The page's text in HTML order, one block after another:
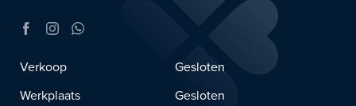
Verkoop
Gesloten
Werkplaats
Gesloten